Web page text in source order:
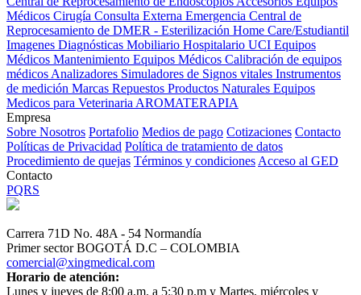
Médicos Cirugía Consulta Externa Emergencia Central de
Reprocesamiento de DMER - Esterilización Home Care/Estudiantil
Imagenes Diagnósticas Mobiliario Hospitalario UCI Equipos
Médicos Mantenimiento Equipos Médicos Calibración de equipos
médicos Analizadores Simuladores de Signos vitales Instrumentos
de medición Marcas Repuestos Productos Naturales Equipos
Medicos para Veterinaria AROMATERAPIA
Empresa
Sobre Nosotros Portafolio Medios de pago Cotizaciones Contacto
Políticas de Privacidad Política de tratamiento de datos
Procedimiento de quejas Términos y condiciones Acceso al GED
Contacto
PQRS
Carrera 71D No. 48A - 54 Normandía
Primer sector BOGOTÁ D.C – COLOMBIA
comercial@xingmedical.com
Horario de atención:
Lunes y jueves de 8:00 a.m. a 5:30 p.m y Martes, miércoles y